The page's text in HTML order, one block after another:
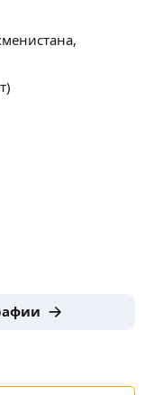
покрытий.
чеки и счета.